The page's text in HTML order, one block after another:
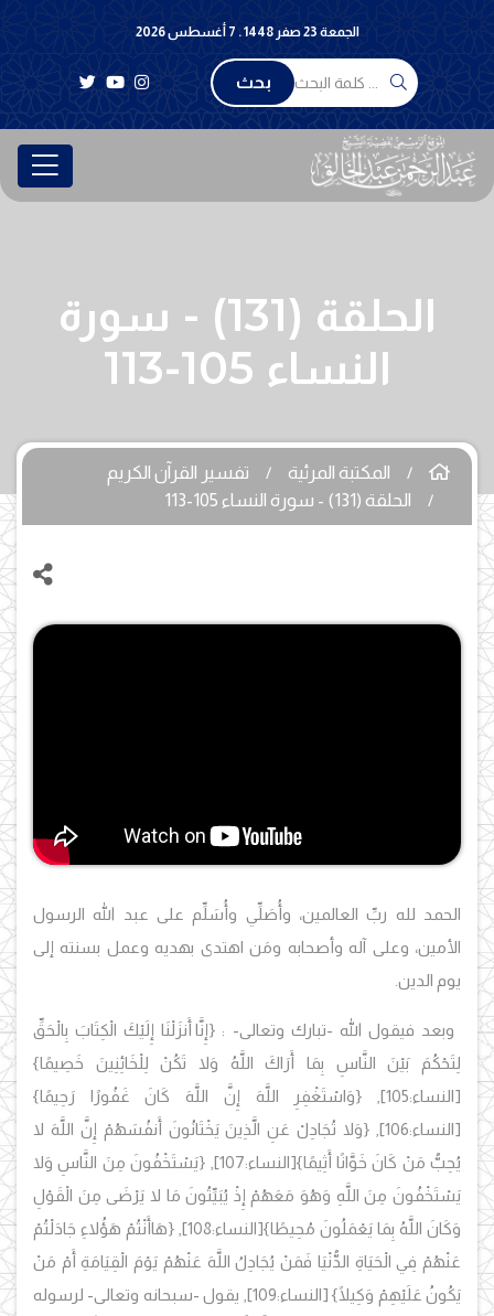
الجمعة 23 صفر 1448 . 7 أغسطس 2026
بحث
الحلقة (131) - سورة
النساء 105-113
المكتبة المرئية
تفسير القرآن الكريم
الحلقة (131) - سورة النساء 105-113
الحمد لله ربِّ العالمين، وأُصَلِّي وأُسَلِّم على عبد الله الرسول
الأمين، وعلى آله وأصحابه ومَن اهتدى بهديه وعمل بسنته إلى
يوم الدين.
وبعد فيقول الله -تبارك وتعالى- : {إِنَّا أَنزَلْنَا إِلَيْكَ الْكِتَابَ بِالْحَقِّ
لِتَحْكُمَ بَيْنَ النَّاسِ بِمَا أَرَاكَ اللَّهُ وَلا تَكُنْ لِلْخَائِنِينَ خَصِيمًا}
[النساء:105]
, {وَاسْتَغْفِرِ اللَّهَ إِنَّ اللَّهَ كَانَ غَفُورًا رَحِيمًا}
[النساء:106]
, {وَلا تُجَادِلْ عَنِ الَّذِينَ يَخْتَانُونَ أَنفُسَهُمْ إِنَّ اللَّهَ لا
يُحِبُّ مَنْ كَانَ خَوَّانًا أَثِيمًا}[النساء:107]
, {يَسْتَخْفُونَ مِنَ النَّاسِ وَلا
يَسْتَخْفُونَ مِنَ اللَّهِ وَهُوَ مَعَهُمْ إِذْ يُبَيِّتُونَ مَا لا يَرْضَى مِنَ الْقَوْلِ
وَكَانَ اللَّهُ بِمَا يَعْمَلُونَ مُحِيطًا}[النساء:108]
, {هَاأَنْتُمْ هَؤُلاءِ جَادَلْتُمْ
عَنْهُمْ فِي الْحَيَاةِ الدُّنْيَا فَمَنْ يُجَادِلُ اللَّهَ عَنْهُمْ يَوْمَ الْقِيَامَةِ أَمْ مَنْ
يَكُونُ عَلَيْهِمْ وَكِيلًا}[ا
لنساء:109], يقول -سبحانه وتعالى- لرسوله